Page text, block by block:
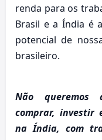
renda para os
Brasil e a Índia é
potencial de
brasileiro.
Não queremos
comprar, investir
na Índia, com